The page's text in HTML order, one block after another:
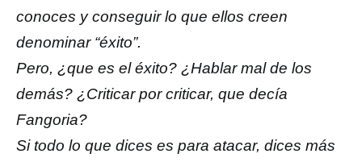
conoces y conseguir lo que ellos creen
denominar “éxito”.
Pero, ¿que es el éxito? ¿Hablar mal de los
demás? ¿Criticar por criticar, que decía
Fangoria?
Si todo lo que dices es para atacar, dices más